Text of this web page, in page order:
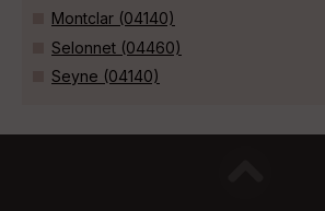
Montclar (04140)
Selonnet (04460)
Seyne (04140)